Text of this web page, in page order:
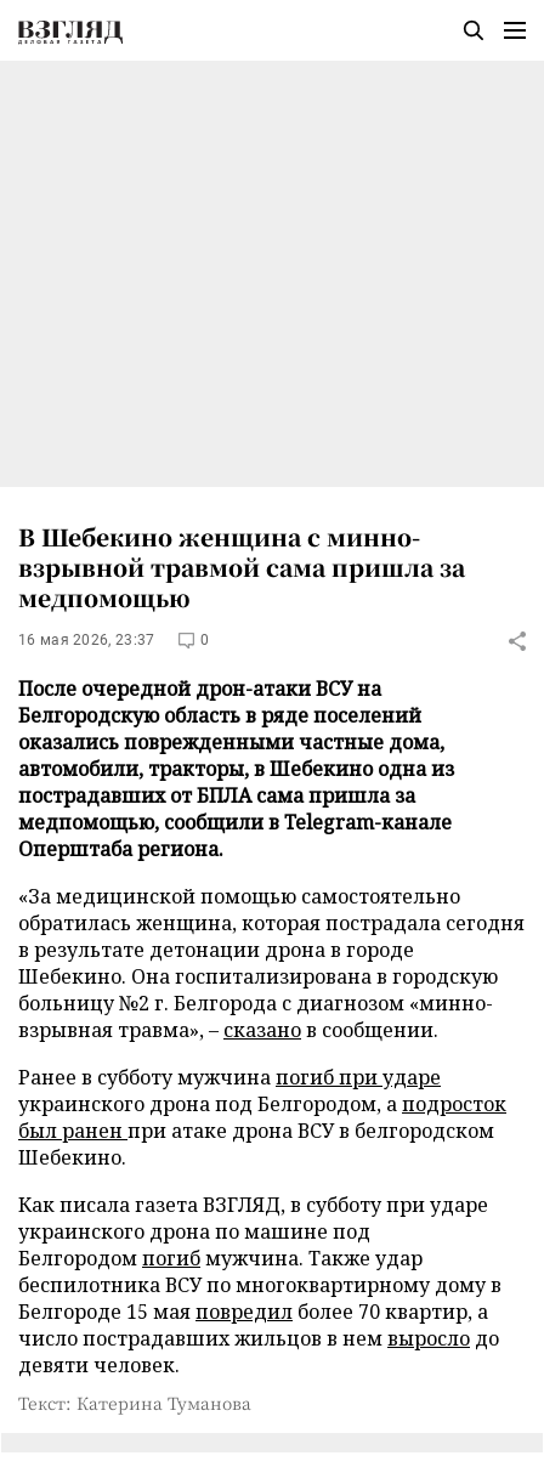
В Шебекино женщина с минно-
взрывной травмой сама пришла за
медпомощью
16 мая 2026, 23:37 0
После очередной дрон-атаки ВСУ на
Белгородскую область в ряде поселений
оказались поврежденными частные дома,
автомобили, тракторы, в Шебекино одна из
пострадавших от БПЛА сама пришла за
медпомощью, сообщили в Telegram-канале
Оперштаба региона.
«За медицинской помощью самостоятельно
обратилась женщина, которая пострадала сегодня
в результате детонации дрона в городе
Шебекино. Она госпитализирована в городскую
больницу №2 г. Белгорода с диагнозом «минно-
взрывная травма», – сказанов сообщении.
Ранее в субботу мужчинапогиб при ударе
украинского дрона под Белгородом, аподросток
был ранен при атаке дрона ВСУ в белгородском
Шебекино.
Как писала газета ВЗГЛЯД, в субботу при ударе
украинского дрона по машине под
Белгородомпогибмужчина. Также удар
беспилотника ВСУ по многоквартирному дому в
Белгороде 15 маяповредил более 70 квартир, а
число пострадавших жильцов в немвыросло до
девяти человек.
Текст: Катерина Туманова